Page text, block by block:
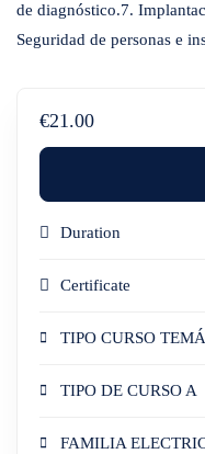
de diagnóstico.7.
Seguridad de personas e
€21.00
Duration
Certificate
TIPO CURSO
TIPO DE CURSO A
FAMILIA